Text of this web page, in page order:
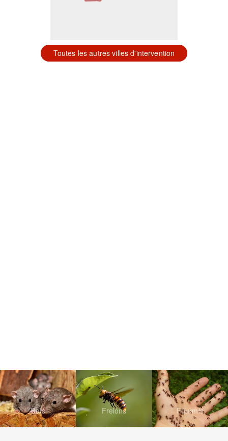
Toutes les autres villes d'intervention
Rats Frelons Fourmis